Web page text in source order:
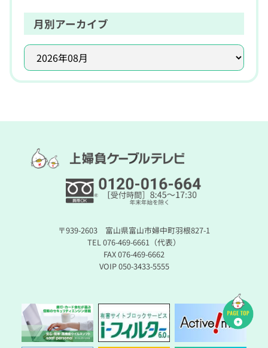
月別アーカイブ
〒939-2603 富山県富山市婦中町羽根827-1
TEL 076-469-6661（代表）
FAX 076-469-6662
VOIP 050-3433-5555